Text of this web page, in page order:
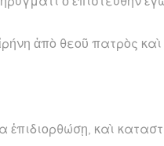
ἀπὸ θεοῦ πατρὸς καὶ
ἐπιδιορθώσῃ, καὶ